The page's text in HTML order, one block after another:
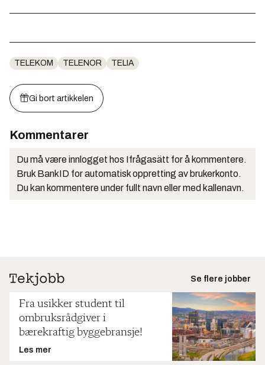
TELEKOM TELENOR TELIA
Gi bort artikkelen
Kommentarer
Du må være innlogget hos Ifrågasätt for å kommentere.
Bruk BankID for automatisk oppretting av brukerkonto.
Du kan kommentere under fullt navn eller med kallenavn.
Se flere jobber
Fra usikker student til
ombruksrådgiver i
bærekraftig byggebransje!
Les mer